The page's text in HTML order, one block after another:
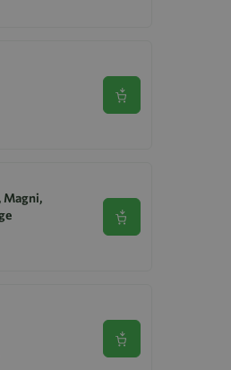
Se produkt
Magni,
Se produkt
Se produkt